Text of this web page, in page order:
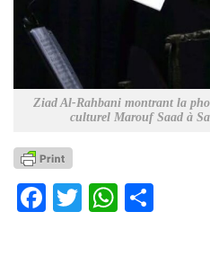
Ziad Al-Rahbani montrant la
culturel Marouf Saad à
Facebook
Twitter